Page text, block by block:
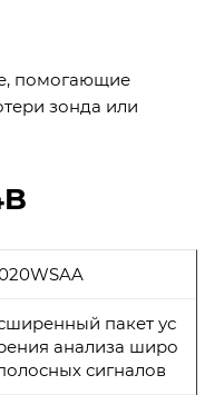
помогающие
зонда или
пакет ус
анализа широ
сигналов